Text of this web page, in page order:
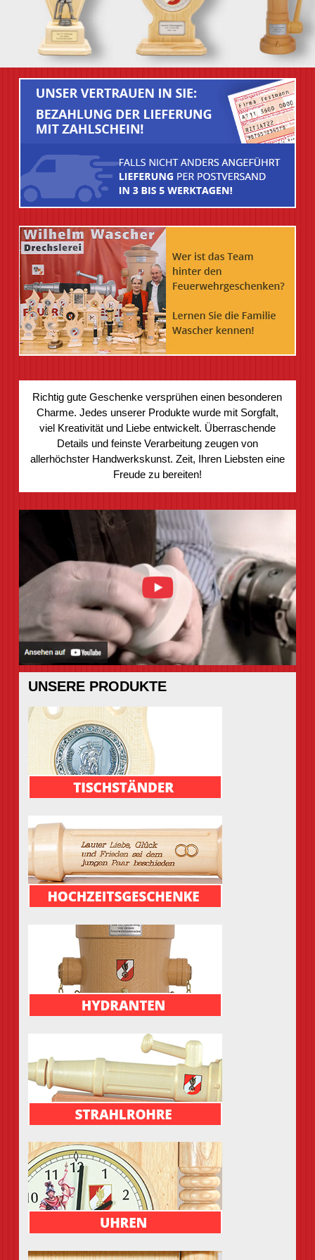
Richtig gute Geschenke versprühen einen besonderen
Charme. Jedes unserer Produkte wurde mit Sorgfalt,
viel Kreativität und Liebe entwickelt. Überraschende
Details und feinste Verarbeitung zeugen von
allerhöchster Handwerkskunst. Zeit, Ihren Liebsten eine
Freude zu bereiten!
UNSERE PRODUKTE